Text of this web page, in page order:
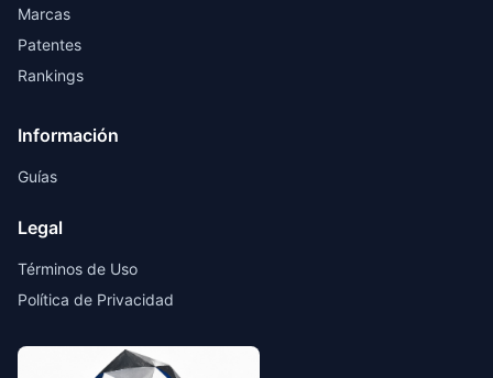
Marcas
Patentes
Rankings
Información
Guías
Legal
Términos de Uso
Política de Privacidad